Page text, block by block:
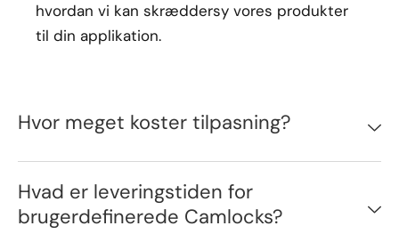
hvordan vi kan skræddersy vores produkter
til din applikation.
Hvor meget koster tilpasning?
Hvad er leveringstiden for
brugerdefinerede Camlocks?